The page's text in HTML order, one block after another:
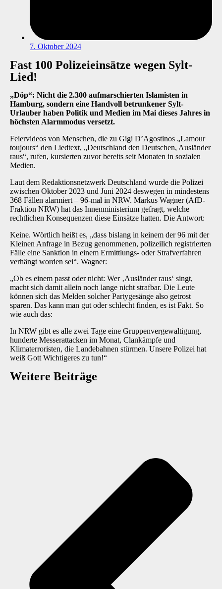
7. Oktober 2024
Fast 100 Polizeieinsätze wegen Sylt-
Lied!
„Döp“: Nicht die 2.300 aufmarschierten Islamisten in
Hamburg, sondern eine Handvoll betrunkener Sylt-
Urlauber haben Politik und Medien im Mai dieses Jahres in
höchsten Alarmmodus versetzt.
Feiervideos von Menschen, die zu Gigi D’Agostinos „Lamour
toujours“ den Liedtext, „Deutschland den Deutschen, Ausländer
raus“, rufen, kursierten zuvor bereits seit Monaten in sozialen
Medien.
Laut dem Redaktionsnetzwerk Deutschland wurde die Polizei
zwischen Oktober 2023 und Juni 2024 deswegen in mindestens
368 Fällen alarmiert – 96-mal in NRW. Markus Wagner (AfD-
Fraktion NRW) hat das Innenministerium gefragt, welche
rechtlichen Konsequenzen diese Einsätze hatten. Die Antwort:
Keine. Wörtlich heißt es, „dass bislang in keinem der 96 mit der
Kleinen Anfrage in Bezug genommenen, polizeilich registrierten
Fälle eine Sanktion in einem Ermittlungs- oder Strafverfahren
verhängt worden sei“. Wagner:
„Ob es einem passt oder nicht: Wer ‚Ausländer raus‘ singt,
macht sich damit allein noch lange nicht strafbar. Die Leute
können sich das Melden solcher Partygesänge also getrost
sparen. Das kann man gut oder schlecht finden, es ist Fakt. So
wie auch das:
In NRW gibt es alle zwei Tage eine Gruppenvergewaltigung,
hunderte Messerattacken im Monat, Clankämpfe und
Klimaterroristen, die Landebahnen stürmen. Unsere Polizei hat
weiß Gott Wichtigeres zu tun!“
Weitere Beiträge